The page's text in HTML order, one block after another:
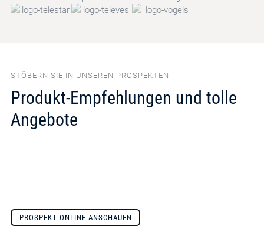
STÖBERN SIE IN UNSEREN PROSPEKTEN
Produkt-Empfehlungen und tolle
Angebote
PROSPEKT ONLINE ANSCHAUEN